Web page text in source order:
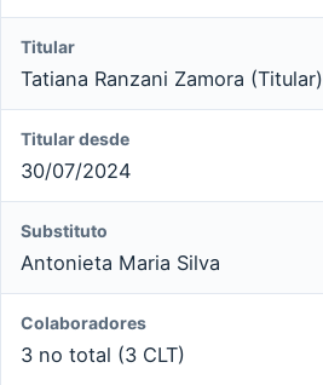
Titular
Tatiana Ranzani Zamora (Titular)
Titular desde
30/07/2024
Substituto
Antonieta Maria Silva
Colaboradores
3 no total (3 CLT)